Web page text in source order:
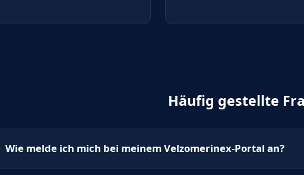
Häufig gestellte
Wie melde ich mich bei meinem Velzomerinex-Portal an?